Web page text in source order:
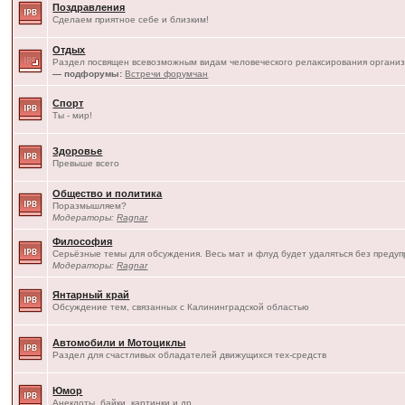
Поздравления
Сделаем приятное себе и близким!
Отдых
Раздел посвящен всевозможным видам человеческого релаксирования
— подфорумы: Встречи форумчан
Спорт
Ты - мир!
Здоровье
Превыше всего
Общество и политика
Поразмышляем?
Модераторы:Ragnar
Философия
Серьёзные темы для обсуждения. Весь мат и флуд будет удаляться без
Модераторы:Ragnar
Янтарный край
Обсуждение тем, связанных с Калининградской областью
Автомобили и Мотоциклы
Раздел для счастливых обладателей движущихся тех-средств
Юмор
Анекдоты, байки, картинки и др.